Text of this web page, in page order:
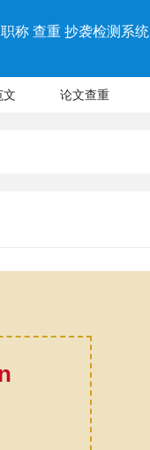
称 查重 抄袭检测系统
文 论文查重